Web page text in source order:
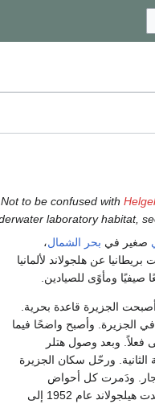
Not to be confused with
صغير في بحر الشمال،
سكانها حوالي 2,200 نسمة. وقد تخلت بريطانيا عن هلجولاند لألمانيا
صيفيًا ومأوًى للصيادين.
وأصبحت الجزيرة قاعدة بحرية.
والسور البحري في الجزيرة. وأصبح واضحًا فيما
فعلاً. وبعد وصول هتلر
الثانية. ورحّل سكان الجزيرة
شديدة الانفجار. ودَمرت كل أحواض
الغواصات والحصون الموجودة تحت الأرض، وكل المنشآت العسكرية الألمانية. وأعيدت هيلجولاند عام 1952 إلى